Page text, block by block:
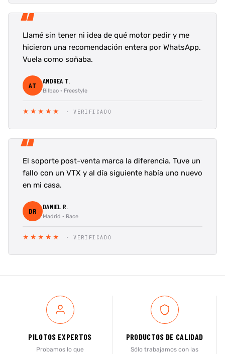
“
Llamé sin tener ni idea de qué motor pedir y me
hicieron una recomendación entera por WhatsApp.
Vuela como soñaba.
AT
ANDREA T.
Bilbao · Freestyle
★★★★★ · VERIFICADO
“
El soporte post-venta marca la diferencia. Tuve un
fallo con un VTX y al día siguiente había uno nuevo
en mi casa.
DR
DANIEL R.
Madrid · Race
★★★★★ · VERIFICADO
PILOTOS EXPERTOS
Probamos lo que
PRODUCTOS DE CALIDAD
Sólo trabajamos con las